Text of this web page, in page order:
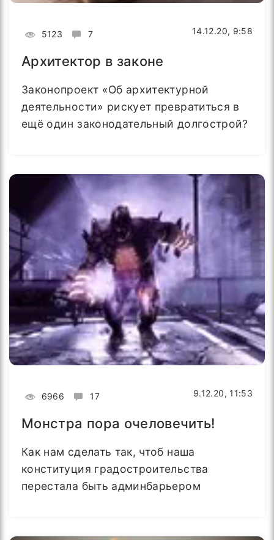
5123 7 14.12.20, 9:58
Архитектор в законе
Законопроект «Об архитектурной
деятельности» рискует превратиться в
ещё один законодательный долгострой?
6966 17 9.12.20, 11:53
Монстра пора очеловечить!
Как нам сделать так, чтоб наша
конституция градостроительства
перестала быть админбарьером